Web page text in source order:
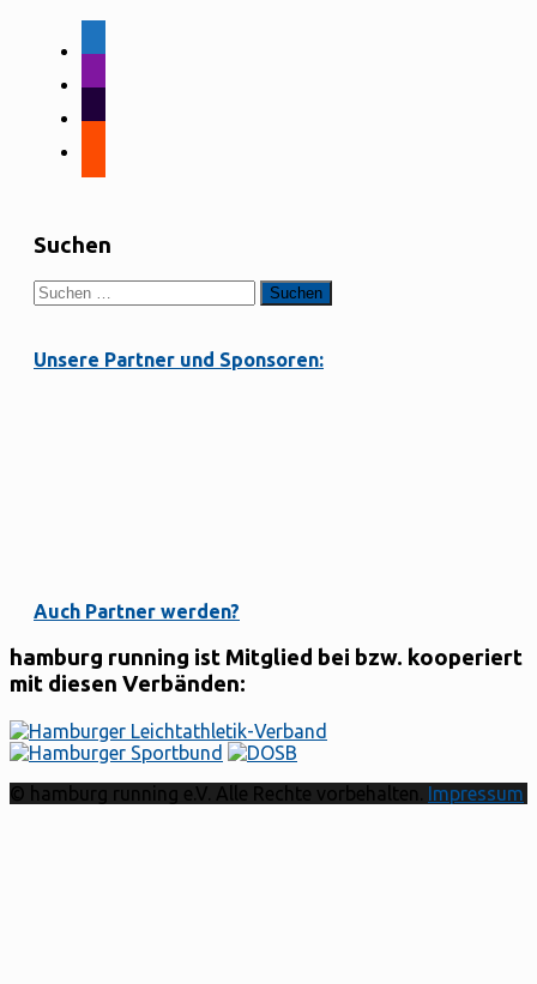
Suchen
Suchen
nach:
Unsere Partner und Sponsoren:
Auch Partner werden?
hamburg running ist Mitglied bei bzw. kooperiert
mit diesen Verbänden:
© hamburg running e.V. Alle Rechte vorbehalten. Impressum